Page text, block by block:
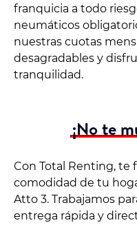
franquicia a todo
neumáticos
nuestras cuotas
desagradables y
tranquilidad.
¡No te
Con Total Renting, te
comodidad de tu
Atto 3. Trabajamos
entrega rápida y